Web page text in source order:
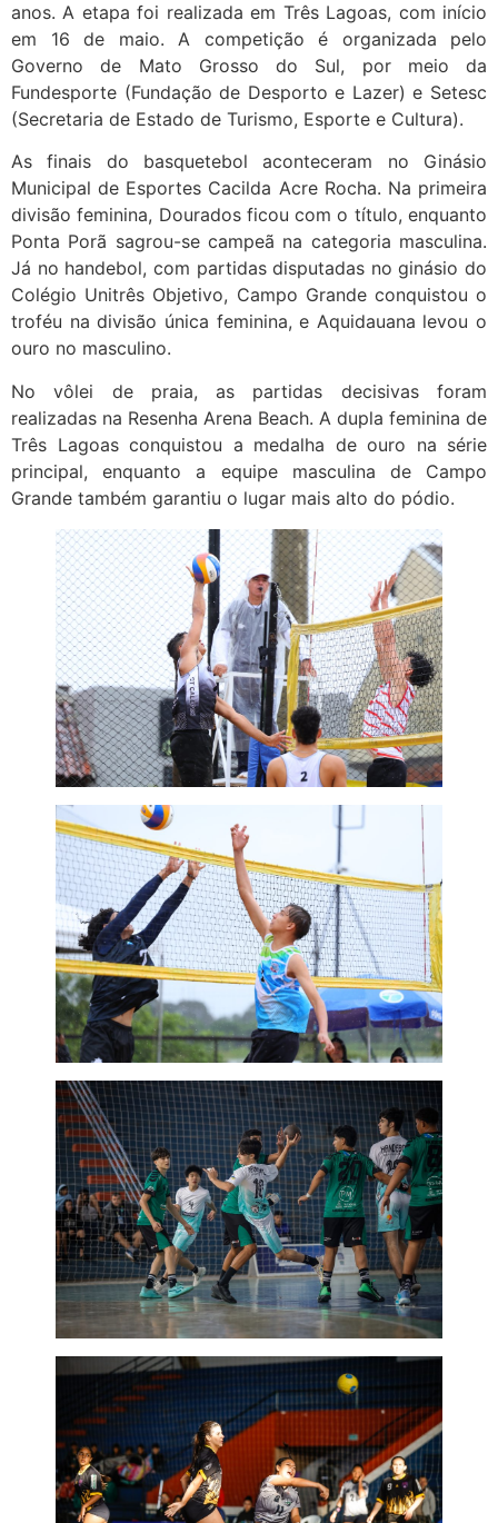
anos. A etapa foi realizada em Três Lagoas, com início
em 16 de maio. A competição é organizada pelo
Governo de Mato Grosso do Sul, por meio da
Fundesporte (Fundação de Desporto e Lazer) e Setesc
(Secretaria de Estado de Turismo, Esporte e Cultura).
As finais do basquetebol aconteceram no Ginásio
Municipal de Esportes Cacilda Acre Rocha. Na primeira
divisão feminina, Dourados ficou com o título, enquanto
Ponta Porã sagrou-se campeã na categoria masculina.
Já no handebol, com partidas disputadas no ginásio do
Colégio Unitrês Objetivo, Campo Grande conquistou o
troféu na divisão única feminina, e Aquidauana levou o
ouro no masculino.
No vôlei de praia, as partidas decisivas foram
realizadas na Resenha Arena Beach. A dupla feminina de
Três Lagoas conquistou a medalha de ouro na série
principal, enquanto a equipe masculina de Campo
Grande também garantiu o lugar mais alto do pódio.